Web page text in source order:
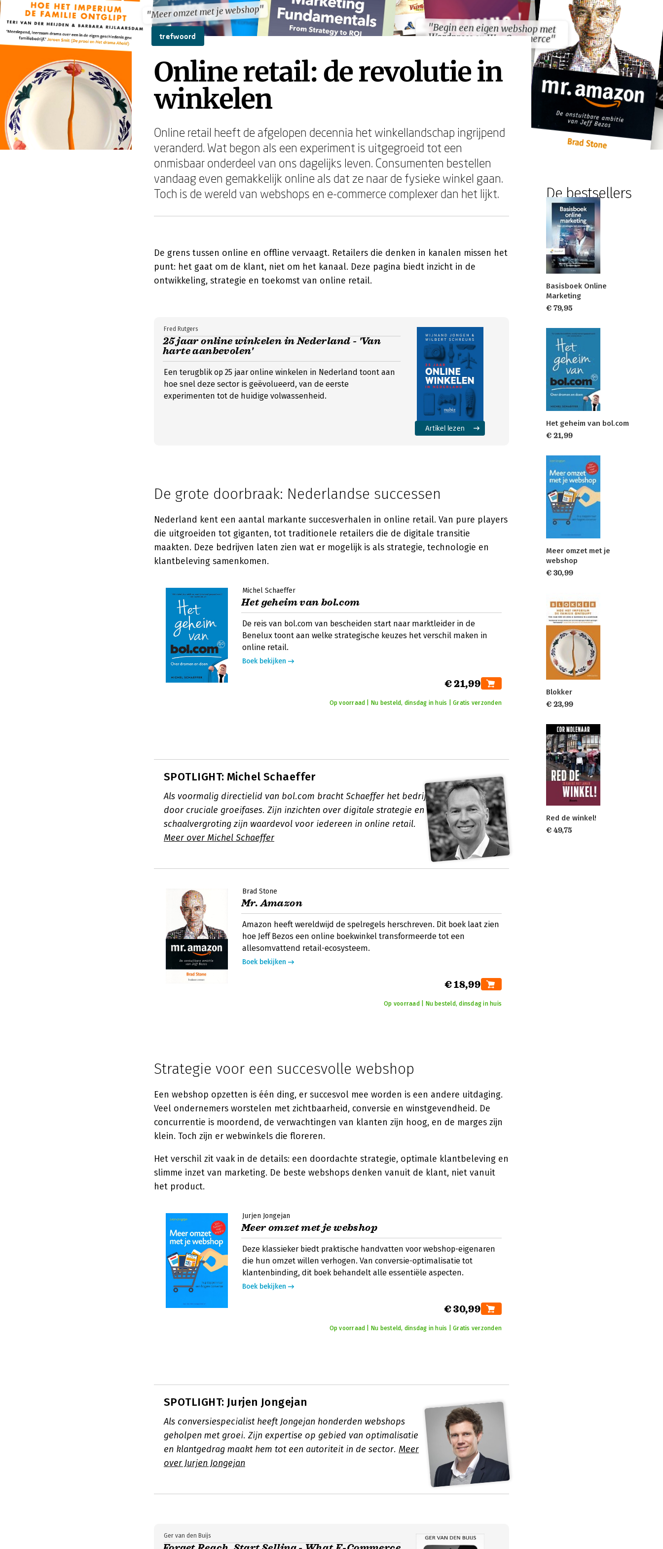
"Meer omzet met je webshop"
"Begin een eigen webshop met
Wordpress en WooCommerce"
"Meer omzet met je webshop"
"Begin een eigen webshop met
Wordpress en WooCommerce"
trefwoord
Online retail: de revolutie in
winkelen
Online retail heeft de afgelopen decennia het winkellandschap ingrijpend
veranderd. Wat begon als een experiment is uitgegroeid tot een
onmisbaar onderdeel van ons dagelijks leven. Consumenten bestellen
vandaag even gemakkelijk online als dat ze naar de fysieke winkel gaan.
Toch is de wereld van webshops en e-commerce complexer dan het lijkt.
De grens tussen online en offline vervaagt. Retailers die denken in kanalen missen het
punt: het gaat om de klant, niet om het kanaal. Deze pagina biedt inzicht in de
ontwikkeling, strategie en toekomst van online retail.
25 jaar online winkelen in Nederland - 'Van
harte aanbevolen'
Fred Rutgers
Een terugblik op 25 jaar online winkelen in Nederland toont aan
hoe snel deze sector is geëvolueerd, van de eerste
experimenten tot de huidige volwassenheid.
Artikel lezen
De grote doorbraak: Nederlandse successen
Nederland kent een aantal markante succesverhalen in online retail. Van pure players
die uitgroeiden tot giganten, tot traditionele retailers die de digitale transitie
maakten. Deze bedrijven laten zien wat er mogelijk is als strategie, technologie en
klantbeleving samenkomen.
Michel Schaeffer
Het geheim van bol.com
De reis van bol.com van bescheiden start naar marktleider in de
Benelux toont aan welke strategische keuzes het verschil maken in
online retail.
Boek bekijken
€ 21,99
Op voorraad | Nu besteld, dinsdag in huis | Gratis verzonden
SPOTLIGHT: Michel Schaeffer
Als voormalig directielid van bol.com bracht Schaeffer het bedrijf
door cruciale groeifases. Zijn inzichten over digitale strategie en
schaalvergroting zijn waardevol voor iedereen in online retail.
Meer over Michel Schaeffer
Brad Stone
Mr. Amazon
Amazon heeft wereldwijd de spelregels herschreven. Dit boek laat zien
hoe Jeff Bezos een online boekwinkel transformeerde tot een
allesomvattend retail-ecosysteem.
Boek bekijken
€ 18,99
Op voorraad | Nu besteld, dinsdag in huis
Strategie voor een succesvolle webshop
Een webshop opzetten is één ding, er succesvol mee worden is een andere uitdaging.
Veel ondernemers worstelen met zichtbaarheid, conversie en winstgevendheid. De
concurrentie is moordend, de verwachtingen van klanten zijn hoog, en de marges zijn
klein. Toch zijn er webwinkels die floreren.
Het verschil zit vaak in de details: een doordachte strategie, optimale klantbeleving en
slimme inzet van marketing. De beste webshops denken vanuit de klant, niet vanuit
het product.
Jurjen Jongejan
Meer omzet met je webshop
Deze klassieker biedt praktische handvatten voor webshop-eigenaren
die hun omzet willen verhogen. Van conversie-optimalisatie tot
klantenbinding, dit boek behandelt alle essentiële aspecten.
Boek bekijken
€ 30,99
Op voorraad | Nu besteld, dinsdag in huis | Gratis verzonden
SPOTLIGHT: Jurjen Jongejan
Als conversiespecialist heeft Jongejan honderden webshops
geholpen met groei. Zijn expertise op gebied van optimalisatie
en klantgedrag maakt hem tot een autoriteit in de sector. Meer
over Jurjen Jongejan
Ger van den Buijs
De bestsellers
Basisboek Online
Marketing
€ 79,95
Het geheim van bol.com
€ 21,99
Meer omzet met je
webshop
€ 30,99
Blokker
€ 23,99
Red de winkel!
€ 49,75